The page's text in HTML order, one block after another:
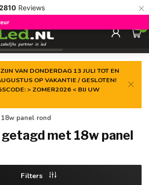
Reviews ×
laagste prijs
0
VAN DONDERDAG 13 JULI TOT EN
OP VAKANTIE / GESLOTEN!
> ZOMER2026 < BIJ UW
18w panel rond
met 18w panel
Filters